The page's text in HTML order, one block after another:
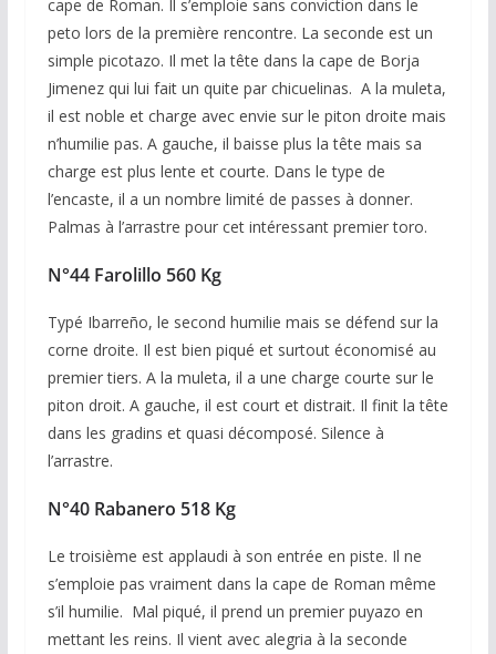
cape de Roman. Il s’emploie sans conviction dans le
peto lors de la première rencontre. La seconde est un
simple picotazo. Il met la tête dans la cape de Borja
Jimenez qui lui fait un quite par chicuelinas. A la muleta,
il est noble et charge avec envie sur le piton droite mais
n’humilie pas. A gauche, il baisse plus la tête mais sa
charge est plus lente et courte. Dans le type de
l’encaste, il a un nombre limité de passes à donner.
Palmas à l’arrastre pour cet intéressant premier toro.
N°44 Farolillo 560 Kg
Typé Ibarreño, le second humilie mais se défend sur la
corne droite. Il est bien piqué et surtout économisé au
premier tiers. A la muleta, il a une charge courte sur le
piton droit. A gauche, il est court et distrait. Il finit la tête
dans les gradins et quasi décomposé. Silence à
l’arrastre.
N°40 Rabanero 518 Kg
Le troisième est applaudi à son entrée en piste. Il ne
s’emploie pas vraiment dans la cape de Roman même
s’il humilie. Mal piqué, il prend un premier puyazo en
mettant les reins. Il vient avec alegria à la seconde